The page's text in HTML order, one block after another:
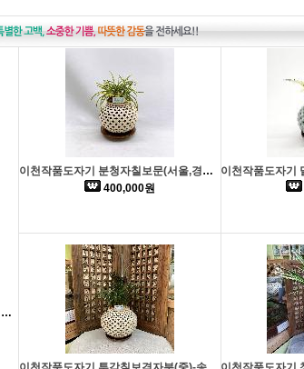
이천작품도자기 목단분 용충호 -태양관(서울,경기일부 배송가능)
이천작품도자기 분청자칠보문(서울,경기일부 배송가능)
400,000원